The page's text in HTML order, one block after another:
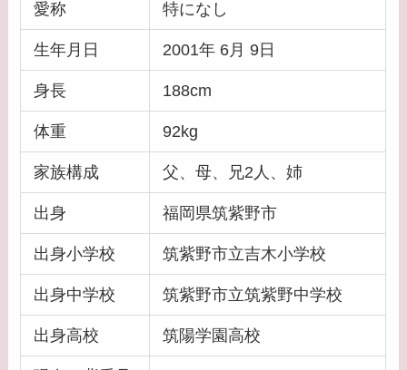
愛称 特になし
生年月日 2001年 6月 9日
身長 188cm
体重 92kg
家族構成 父、母、兄2人、姉
出身 福岡県筑紫野市
出身小学校 筑紫野市立吉木小学校
出身中学校 筑紫野市立筑紫野中学校
出身高校 筑陽学園高校